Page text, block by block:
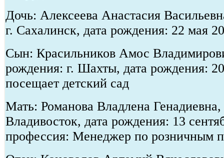
Дочь: Алексеева Анастасия
г. Сахалинск, дата рождения: 22 мая
Сын: Красильников Амос
рождения: г. Шахты, дата рождения:
посещает детский сад
Мать: Романова Владлена
Владивосток, дата рождения: 13
профессия: Менеджер по розничным